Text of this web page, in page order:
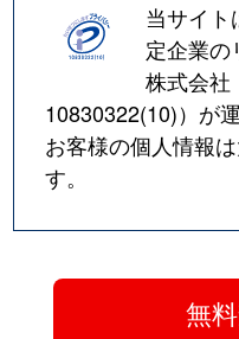
当サイト
定企業の
株式会社
10830322(10)）が
お客様の個人情報
す。